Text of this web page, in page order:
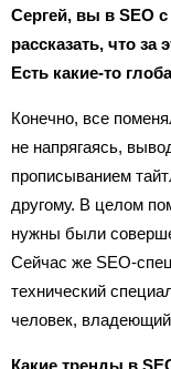
Сергей, вы в SEO
рассказать, что
Есть какие-то
Конечно, все
не напрягаясь,
прописыванием
другому. В целом
нужны были
Сейчас же SEO-
технический
человек,
Какие тренды в